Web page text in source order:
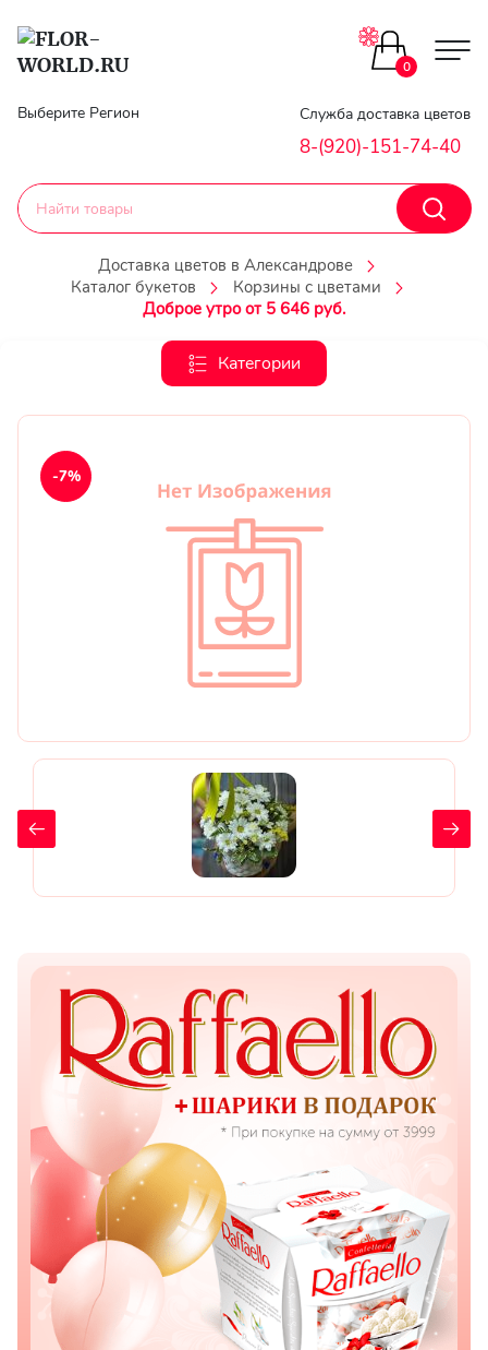
Главная
Гарантии
Доставка
Личный
Выберите Регион Служба доставка цветов
8-(920)-151-74-40
0
Доставка цветов в Александрове
Каталог букетов
Корзины с цветами
Доброе утро от 5 646 руб.
Категории
Цветы поштучно
Букеты до 2500
Каталог букетов
Корзины с цветами
Букеты из роз
Цветы дочери
Цветы подруге
Показать еще
Цветы
Подсолнухи
Лизиантусы
Хризантемы
Лилии
-7%